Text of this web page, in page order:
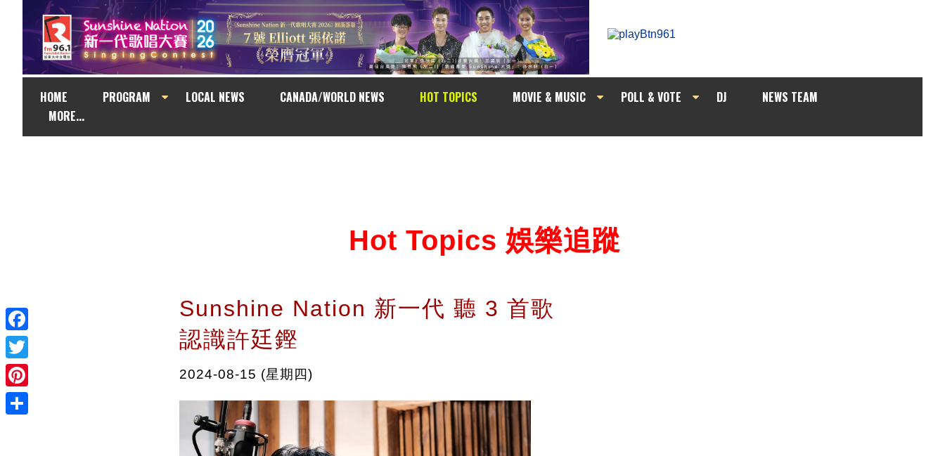
HOME PROGRAM LOCAL NEWS CANADA/WORLD NEWS HOT TOPICS MOVIE & MUSIC POLL & VOTE DJ
NEWS TEAM
MORE...
Facebook
Twitter
Pinterest
Hot Topics 娛樂追蹤
Sunshine Nation 新一代 聽 3 首歌
認識許廷鏗
2024-08-15 (星期四)